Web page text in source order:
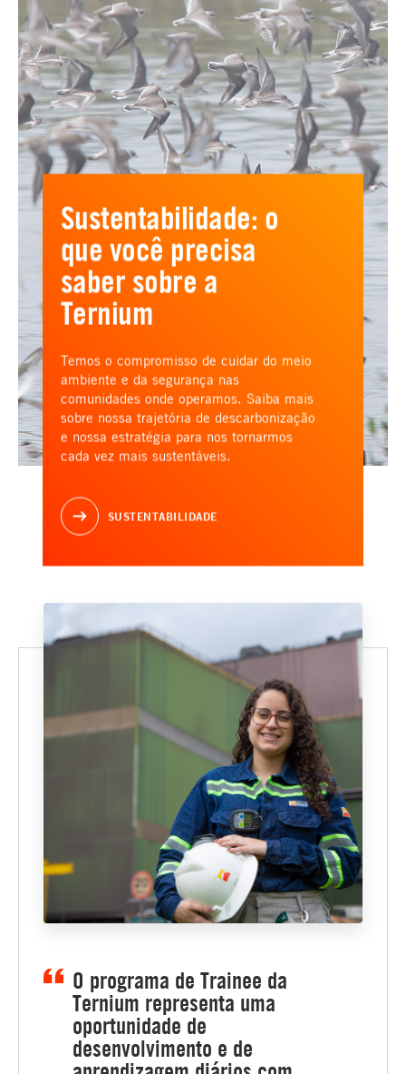
Sustentabilidade: o
que você precisa
saber sobre a
Ternium
Temos o compromisso de cuidar do meio
ambiente e da segurança nas
comunidades onde operamos. Saiba mais
sobre nossa trajetória de descarbonização
e nossa estratégia para nos tornarmos
cada vez mais sustentáveis.
SUSTENTABILIDADE
O programa de Trainee da
Ternium representa uma
oportunidade de
desenvolvimento e de